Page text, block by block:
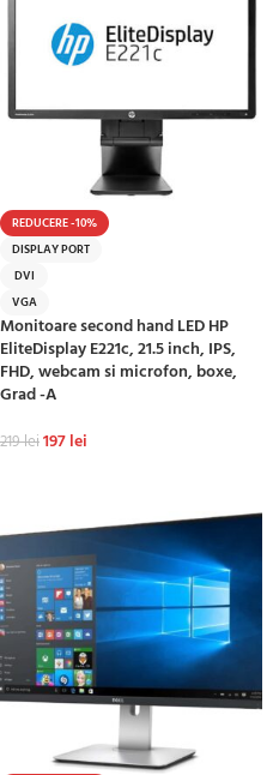
REDUCERE -10%
DISPLAY PORT
DVI
VGA
Monitoare second hand LED HP
EliteDisplay E221c, 21.5 inch, IPS,
FHD, webcam si microfon, boxe,
Grad -A
219lei197lei